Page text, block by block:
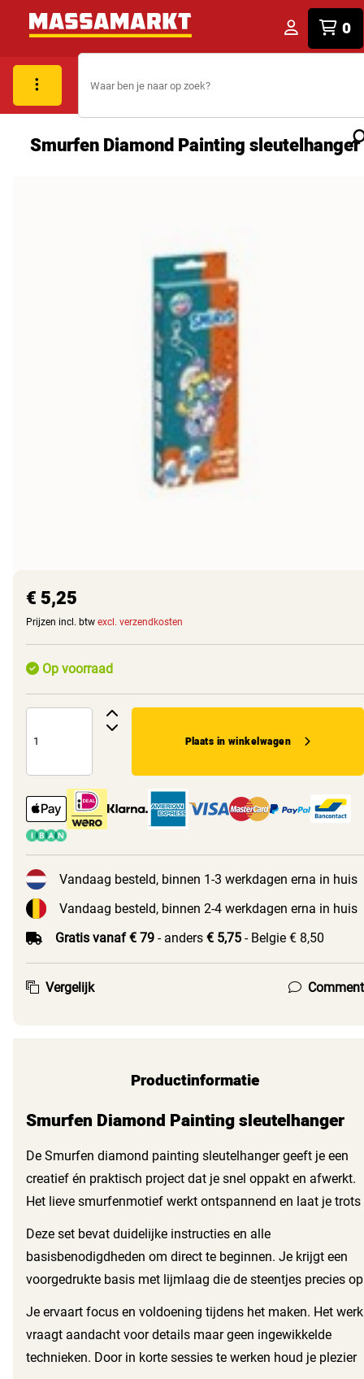
0
Smurfen Diamond Painting sleutelhanger
€ 5,25
Prijzen incl. btw excl. verzendkosten
Op voorraad
Plaats in winkelwagen
Vandaag besteld, binnen 1-3 werkdagen erna in huis
Vandaag besteld, binnen 2-4 werkdagen erna in huis
Gratis vanaf € 79 - anders € 5,75 - Belgie € 8,50
Vergelijk Comment
Productinformatie
Smurfen Diamond Painting sleutelhanger
De Smurfen diamond painting sleutelhanger geeft je een
creatief én praktisch project dat je snel oppakt en afwerkt.
Het lieve smurfenmotief werkt ontspannend en laat je trots
Deze set bevat duidelijke instructies en alle
basisbenodigdheden om direct te beginnen. Je krijgt een
voorgedrukte basis met lijmlaag die de steentjes precies op
Je ervaart focus en voldoening tijdens het maken. Het werk
vraagt aandacht voor details maar geen ingewikkelde
technieken. Door in korte sessies te werken houd je plezier